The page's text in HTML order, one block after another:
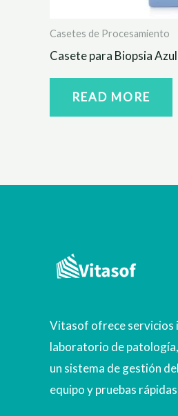
Casetes de Procesamiento
Casete para Biopsia
READ MORE
Vitasof ofrece servicios
laboratorio de
un sistema de gestión
equipo y pruebas